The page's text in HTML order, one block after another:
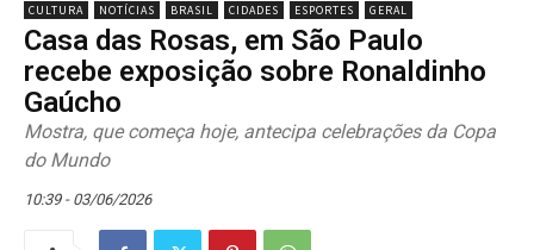
CULTURA NOTÍCIAS BRASIL CIDADES ESPORTES GERAL
Casa das Rosas, em São Paulo
recebe exposição sobre Ronaldinho
Gaúcho
Mostra, que começa hoje, antecipa celebrações da Copa
do Mundo
10:39 - 03/06/2026